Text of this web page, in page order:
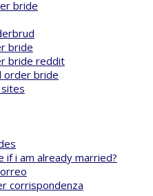
bride
bride
bride reddit
order bride
if i am already married?
corrispondenza